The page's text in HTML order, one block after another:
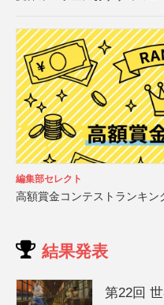
編集部セレクト
高額賞金コンテストランキン
結果発表
第22回